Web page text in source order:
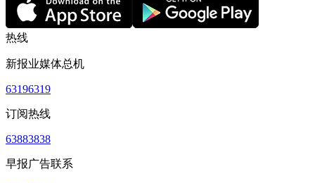
热线
新报业媒体总机
63196319
订阅热线
63883838
早报广告联系